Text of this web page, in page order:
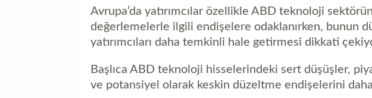
Avrupa’da yatırımcılar özellikle ABD teknoloji
değerlemelerle ilgili endişelere odaklanırken, bunun
yatırımcıları daha temkinli hale getirmesi dikkati
Başlıca ABD teknoloji hisselerindeki sert düşüşler,
ve potansiyel olarak keskin düzeltme endişelerini daha